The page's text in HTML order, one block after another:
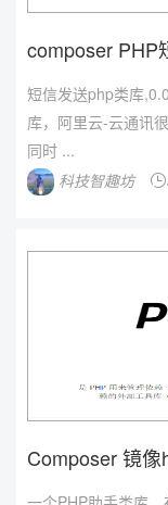
composer PHP
短信发送php类库
库，阿里云-云通讯
同时 ...
科技智趣坊

Composer 镜